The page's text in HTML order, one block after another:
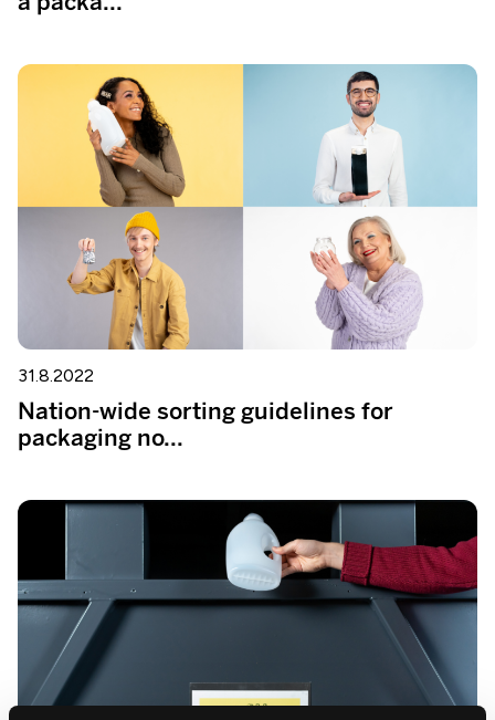
31.8.2022
Nation-wide sorting guidelines for
packaging no...